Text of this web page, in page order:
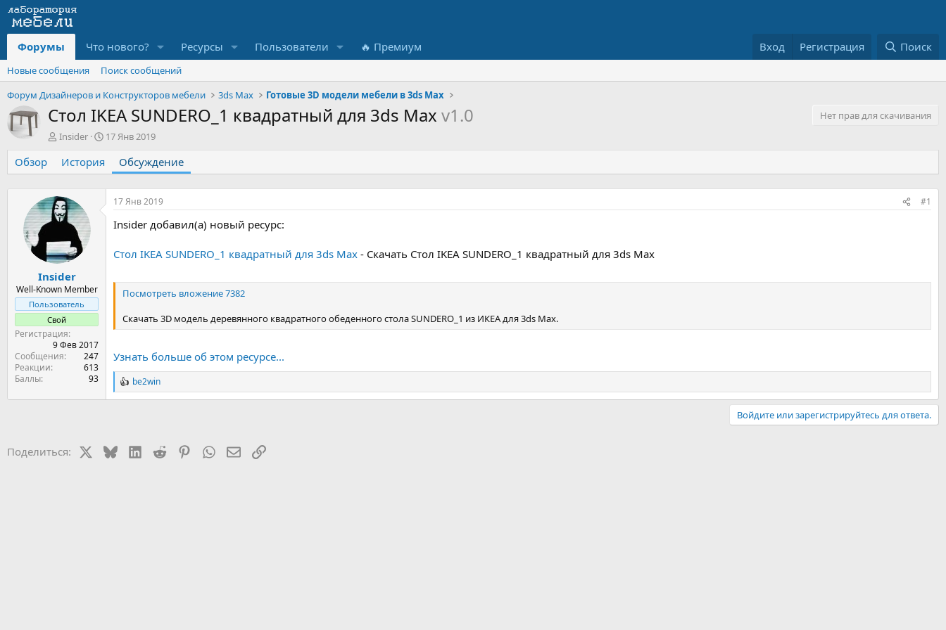
Форумы Что нового? Ресурсы Пользователи 🔥 Премиум Вход Регистрация Поиск
Новые сообщения
Поиск сообщений
Форум Дизайнеров и Конструкторов мебели
3ds Max Готовые 3D модели мебели в 3ds Max
Стол IKEA SUNDERO_1 квадратный для 3ds Max v1.0
Нет прав для скачивания
А
т
о
т
е
м
Insider
Д
а
н
17 Янв 2019
Обзор История Обсуждение
Insider
Well-Known Member
Пользователь
Свой
Регистрация
9 Фев 2017
Сообщения
247
Реакции
613
Баллы
93
17 Янв 2019 #1
Insider добавил(а) новый ресурс:
Стол IKEA SUNDERO_1 квадратный для 3ds Max - Скачать Стол IKEA SUNDERO_1 квадратный для 3ds Max
Посмотреть вложение 7382
Скачать 3D модель деревянного квадратного обеденного стола SUNDERO_1 из ИКЕА для 3ds Max.
Узнать больше об этом ресурсе...
Р
е
be2win
Войдите или зарегистрируйтесь для ответа.
Поделиться: BlueskyLinkedIn
Reddit PinterestWhatsApp
Электронная почта
Ссылка